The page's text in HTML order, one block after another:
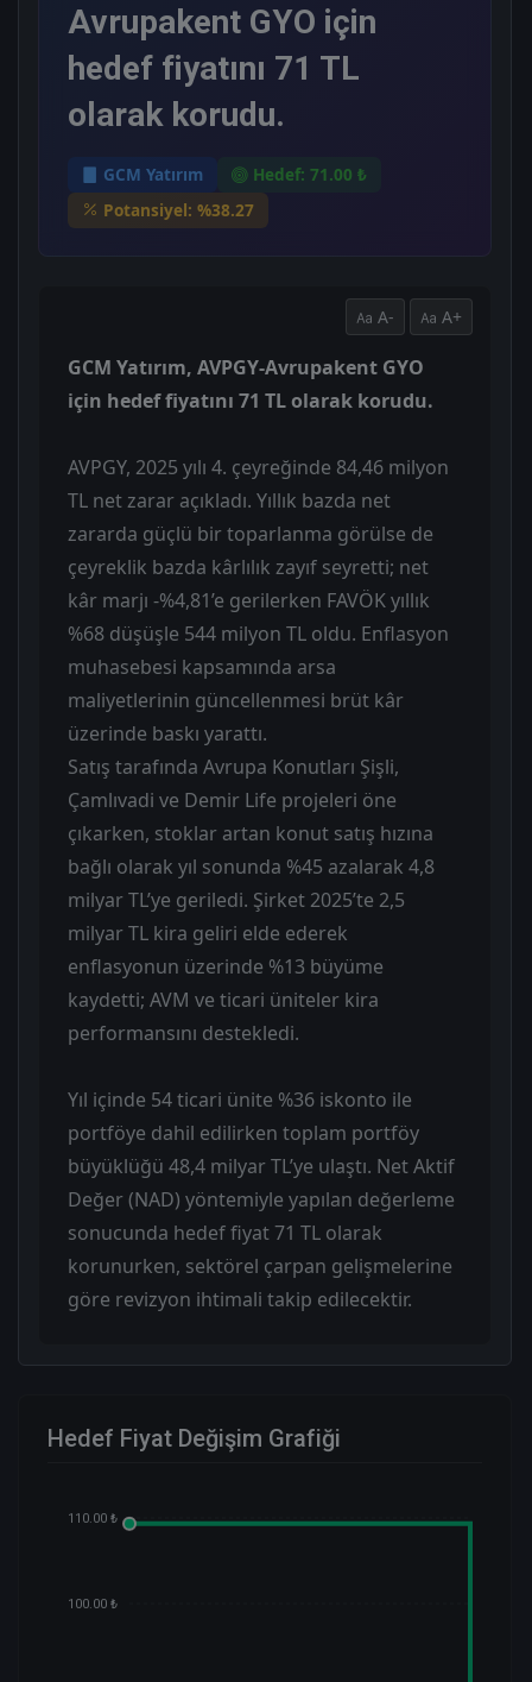
Avrupakent GYO için
hedef fiyatını 71 TL
olarak korudu.
GCM Yatırım
Hedef: 71.00 ₺
Potansiyel: %38.27
A- A+
GCM Yatırım, AVPGY-Avrupakent GYO
için hedef fiyatını 71 TL olarak korudu.
AVPGY, 2025 yılı 4. çeyreğinde 84,46 milyon
TL net zarar açıkladı. Yıllık bazda net
zararda güçlü bir toparlanma görülse de
çeyreklik bazda kârlılık zayıf seyretti; net
kâr marjı -%4,81’e gerilerken FAVÖK yıllık
%68 düşüşle 544 milyon TL oldu. Enflasyon
muhasebesi kapsamında arsa
maliyetlerinin güncellenmesi brüt kâr
üzerinde baskı yarattı.
Satış tarafında Avrupa Konutları Şişli,
Çamlıvadi ve Demir Life projeleri öne
çıkarken, stoklar artan konut satış hızına
bağlı olarak yıl sonunda %45 azalarak 4,8
milyar TL’ye geriledi. Şirket 2025’te 2,5
milyar TL kira geliri elde ederek
enflasyonun üzerinde %13 büyüme
kaydetti; AVM ve ticari üniteler kira
performansını destekledi.
Yıl içinde 54 ticari ünite %36 iskonto ile
portföye dahil edilirken toplam portföy
büyüklüğü 48,4 milyar TL’ye ulaştı. Net Aktif
Değer (NAD) yöntemiyle yapılan değerleme
sonucunda hedef fiyat 71 TL olarak
korunurken, sektörel çarpan gelişmelerine
göre revizyon ihtimali takip edilecektir.
Hedef Fiyat Değişim Grafiği
110.00 ₺
100.00 ₺